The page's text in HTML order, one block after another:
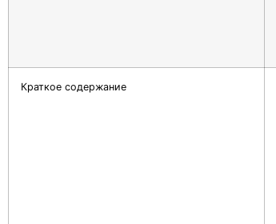
Краткое содержание